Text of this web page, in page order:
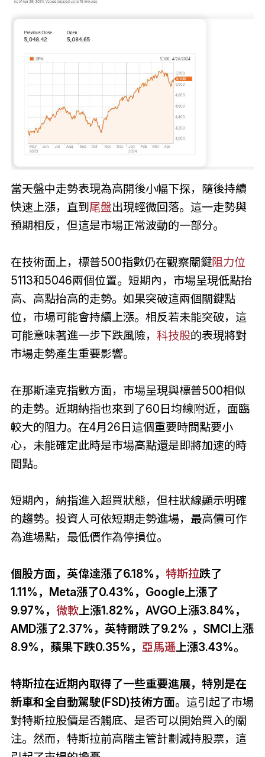
當天盤中走勢表現為高開後小幅下探，隨後持續
快速上漲，直到 尾盤出現輕微回落。這一走勢與
預期相反，但這是市場正常波動的一部分。
在技術面上，標普500指數仍在觀察關鍵阻力位
5113和5046兩個位置。短期內，市場呈現低點抬
高、高點抬高的走勢。如果突破這兩個關鍵點
位，市場可能會持續上漲。相反若未能突破，這
可能意味著進一步下跌風險， 科技股的表現將對
市場走勢產生重要影響。
在那斯達克指數方面，市場呈現與標普500相似
的走勢。近期納指也來到了60日均線附近，面臨
較大的阻力。在4月26日這個重要時間點要小
心，未能確定此時是市場高點還是即將加速的時
間點。
短期內，納指進入超買狀態，但柱狀線顯示明確
的趨勢。投資人可依短期走勢進場，最高價可作
為進場點，最低價作為停損位。
個股方面，英偉達漲了6.18%， 特斯拉跌了
1.11%，Meta漲了0.43%，Google上漲了
9.97%， 微軟上漲1.82%，AVGO上漲3.84%，
AMD漲了2.37%，英特爾跌了9.2% ，SMCI上漲
8.9%，蘋果下跌0.35%， 亞馬遜上漲3.43%。
特斯拉在近期內取得了一些重要進展，特別是在
新車和全自動駕駛(FSD)技術方面。 這引起了市場
對特斯拉股價是否觸底、是否可以開始買入的關
注。然而，特斯拉前高階主管計劃減持股票，這